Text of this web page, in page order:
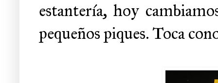
estantería, hoy
pequeños piques. Toca